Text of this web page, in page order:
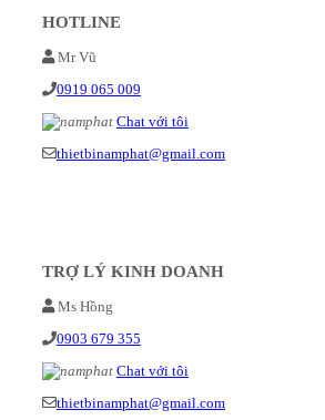
HOTLINE
Mr Vũ
0919 065 009
Chat với tôi
thietbinamphat@gmail.com
TRỢ LÝ KINH DOANH
Ms Hồng
0903 679 355
Chat với tôi
thietbinamphat@gmail.com